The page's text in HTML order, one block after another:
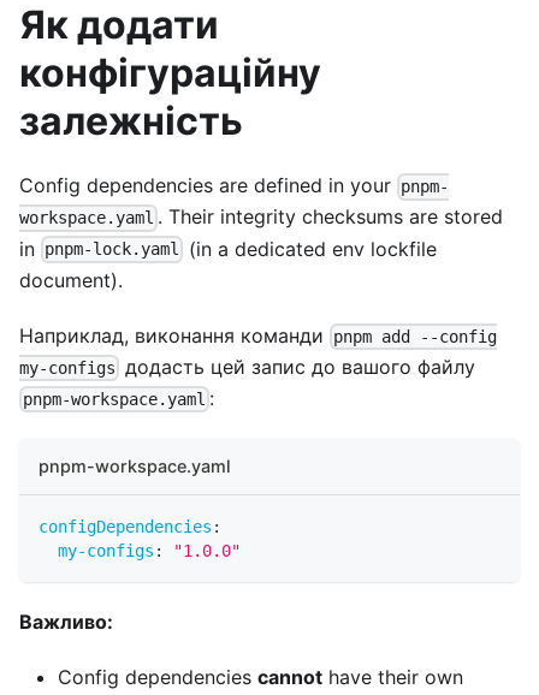
Як додати
конфігураційну
залежність
Config dependencies are defined in your pnpm-
workspace.yaml . Their integrity checksums are stored
in pnpm-lock.yaml
(in a dedicated env lockfile
document).
Наприклад, виконання команди
pnpm add --config
my-configs додасть цей запис до вашого файлу
pnpm-workspace.yaml :
pnpm-workspace.yaml
configDependencies :
my-configs : "1.0.0"
Важливо:
Config dependencies cannot have their own